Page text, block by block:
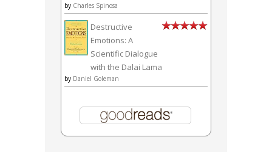
by Charles Spinosa
Destructive
Emotions: A
Scientific Dialogue
with the Dalai Lama
by Daniel Goleman